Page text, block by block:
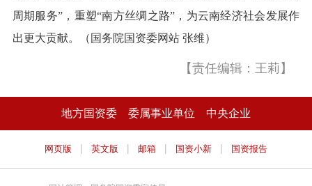
周期服务”，重塑“南方丝绸之路”，为云南经济社会发展作
出更大贡献。（国务院国资委网站 张维）
【责任编辑：王莉】
地方国资委 委属事业单位 中央企业
网页版 | 英文版 | 邮箱 | 国资小新 | 国资报告